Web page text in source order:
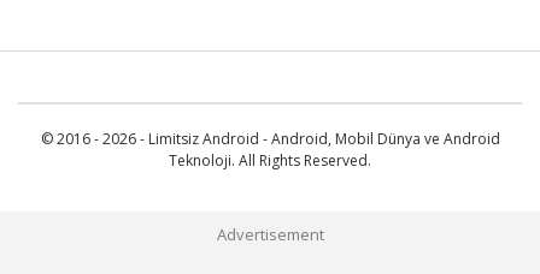
© 2016 - 2026 - Limitsiz Android - Android, Mobil Dünya ve Android
Teknoloji. All Rights Reserved.
Advertisement